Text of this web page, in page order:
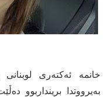
خانمە ئەکتەری
بەیرووتدا برینداربوو